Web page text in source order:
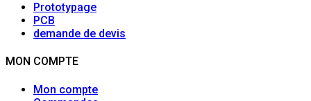
Prototypage
PCB
demande de devis
MON COMPTE
Mon compte